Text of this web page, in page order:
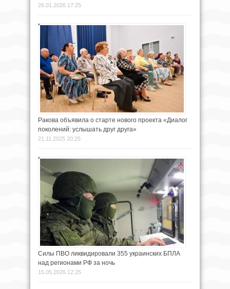
26.01.2026 17:25
Ракова объявила о старте нового проекта «Диалог
поколений: услышать друг друга»
21.11.2025 20:25
Силы ПВО ликвидировали 355 украинских БПЛА
над регионами РФ за ночь
15.05.2026 12:25